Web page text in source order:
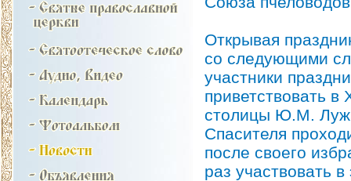
Открывая
со следующими
участники
приветствовать
столицы Ю.М.
Спасителя
после своего
раз участвовать